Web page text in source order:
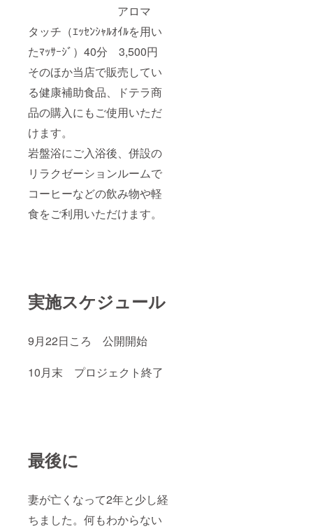
アロマ
タッチ（ｴｯｾﾝｼｬﾙｵｲﾙを用い
たﾏｯｻｰｼﾞ）40分 3,500円
そのほか当店で販売してい
る健康補助食品、ドテラ商
品の購入にもご使用いただ
けます。
岩盤浴にご入浴後、併設の
リラクゼーションルームで
コーヒーなどの飲み物や軽
食をご利用いただけます。
実施スケジュール
9月22日ころ 公開開始
10月末 プロジェクト終了
最後に
妻が亡くなって2年と少し経
ちました。何もわからない